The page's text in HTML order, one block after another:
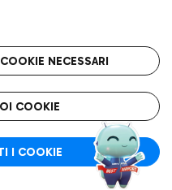
stellatoNECESSARI
COOKIE
I COOKIE